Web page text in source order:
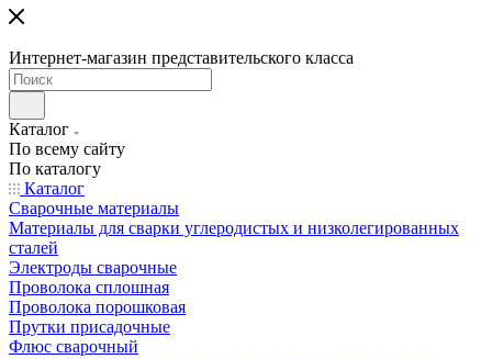
Интернет-магазин представительского класса
Каталог
По всему сайту
По каталогу
Каталог
Сварочные материалы
Материалы для сварки углеродистых и низколегированных
сталей
Электроды сварочные
Проволока сплошная
Проволока порошковая
Прутки присадочные
Флюс сварочный